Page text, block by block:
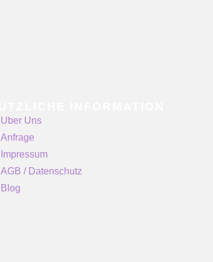
Uber Uns
Anfrage
Impressum
AGB / Datenschutz
Blog